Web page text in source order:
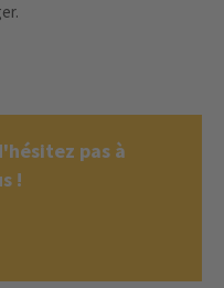
pas à
!